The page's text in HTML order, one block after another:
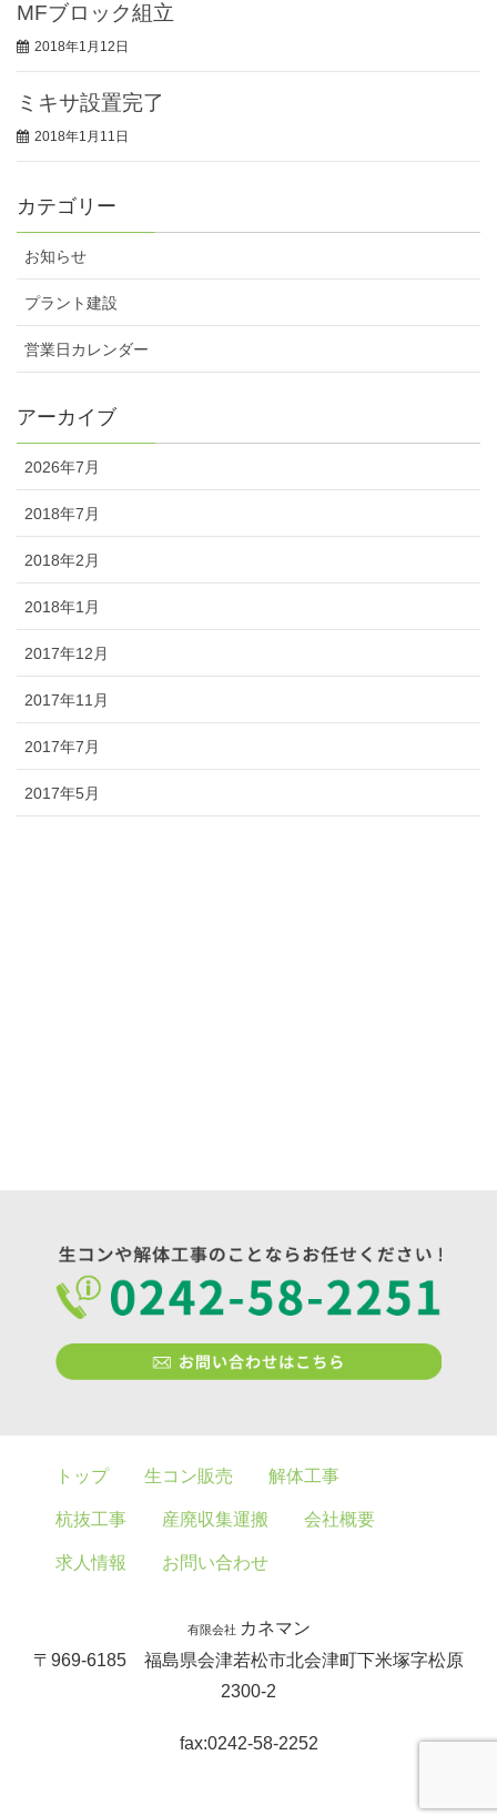
MFブロック組立
2018年1月12日
ミキサ設置完了
2018年1月11日
カテゴリー
お知らせ
プラント建設
営業日カレンダー
アーカイブ
2026年7月
2018年7月
2018年2月
2018年1月
2017年12月
2017年11月
2017年7月
2017年5月
トップ 生コン販売 解体工事
杭抜工事 産廃収集運搬 会社概要
求人情報 お問い合わせ
有限会社 カネマン
〒969-6185 福島県会津若松市北会津町下米塚字松原
2300-2
fax:0242-58-2252